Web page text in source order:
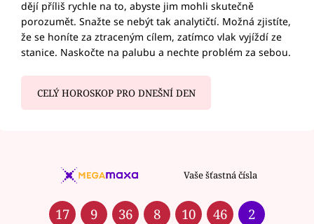
dějí příliš rychle na to, abyste jim mohli skutečně
porozumět. Snažte se nebýt tak analytičtí. Možná zjistíte,
že se honíte za ztraceným cílem, zatímco vlak vyjíždí ze
stanice. Naskočte na palubu a nechte problém za sebou.
CELÝ HOROSKOP PRO DNEŠNÍ DEN
Vaše šťastná čísla
17 9 36 8 10 46 2